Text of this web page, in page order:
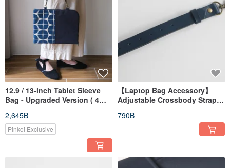
12.9 / 13-inch Tablet Sleeve
Bag - Upgraded Version ( 4
Colors )
2,645฿
Pinkoi Exclusive
【Laptop Bag Accessory】
Adjustable Crossbody Strap _
Total Length 90 - 110cm
790฿